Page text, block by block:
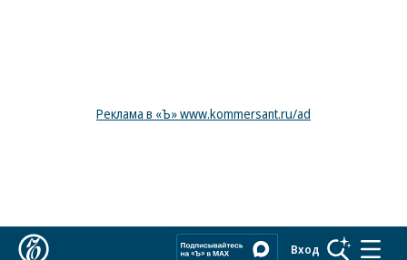
Реклама в «Ъ» www.kommersant.ru/ad
Вход